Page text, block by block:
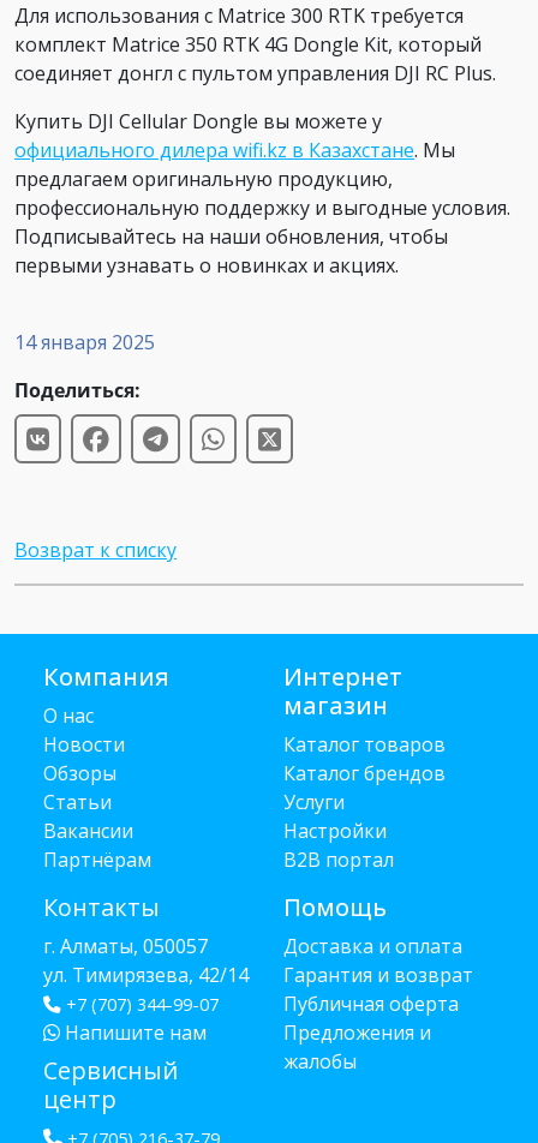
14 января 2025
Поделиться:
Для использования с Matrice 300 RTK требуется
комплект Matrice 350 RTK 4G Dongle Kit, который
соединяет донгл с пультом управления DJI RC Plus.
Купить DJI Cellular Dongle вы можете у
официального дилера wifi.kz в Казахстане. Мы
предлагаем оригинальную продукцию,
профессиональную поддержку и выгодные условия.
Подписывайтесь на наши обновления, чтобы
первыми узнавать о новинках и акциях.
Возврат к списку
Компания
О нас
Новости
Обзоры
Статьи
Вакансии
Партнёрам
Контакты
г. Алматы, 050057
ул. Тимирязева, 42/14
+7 (707) 344-99-07
Напишите нам
Сервисный
центр
Интернет
магазин
Каталог товаров
Каталог брендов
Услуги
Настройки
B2B портал
Помощь
Доставка и оплата
Гарантия и возврат
Публичная оферта
Предложения и
жалобы